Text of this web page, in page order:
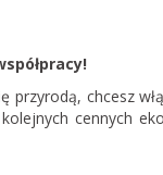
przyrodą, chcesz
cennych